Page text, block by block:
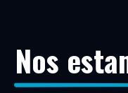
Nos